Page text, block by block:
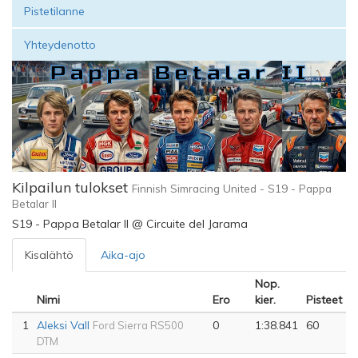
Pistetilanne
Yhteydenotto
Kilpailun tulokset Finnish Simracing United - S19 - Pappa
Betalar II
S19 - Pappa Betalar II @ Circuite del Jarama
Kisalähtö Aika-ajo
Nimi Ero
Nop.
kier.
Pisteet
1 Aleksi Vall Ford Sierra RS500
DTM
0 1:38.841 60